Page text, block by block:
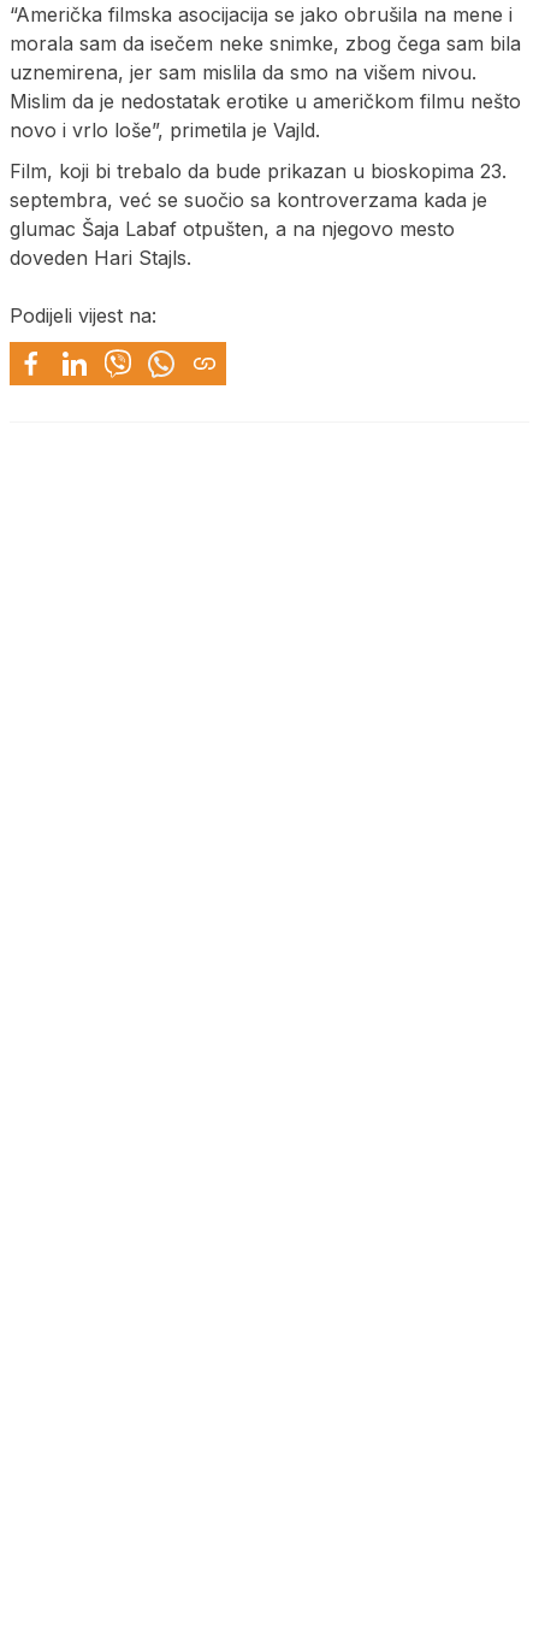
“Američka filmska asocijacija se jako obrušila na mene i
morala sam da isečem neke snimke, zbog čega sam bila
uznemirena, jer sam mislila da smo na višem nivou.
Mislim da je nedostatak erotike u američkom filmu nešto
novo i vrlo loše”, primetila je Vajld.
Film, koji bi trebalo da bude prikazan u bioskopima 23.
septembra, već se suočio sa kontroverzama kada je
glumac Šaja Labaf otpušten, a na njegovo mesto
doveden Hari Stajls.
Podijeli vijest na: